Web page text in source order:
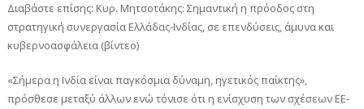
Διαβάστε επίσης: Κυρ. Μητσοτάκης: Σημαντική η πρόοδος στη
στρατηγική συνεργασία Ελλάδας-Ινδίας, σε επενδύσεις, άμυνα και
κυβερνοασφάλεια (βίντεο)
«Σήμερα η Ινδία είναι παγκόσμια δύναμη, ηγετικός παίκτης»,
πρόσθεσε μεταξύ άλλων ενώ τόνισε ότι η ενίσχυση των σχέσεων ΕΕ-